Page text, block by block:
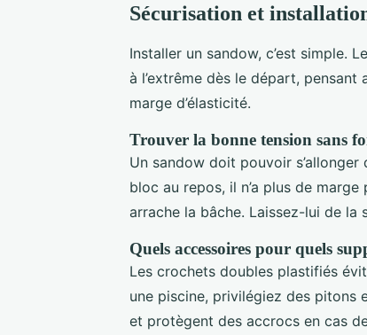
Sécurisation et
Installer un sandow, c’est simple.
à l’extrême dès le départ,
marge d’élasticité.
Trouver la bonne tension sans
Un sandow doit pouvoir
bloc au repos, il n’a plus de
arrache la bâche. Laissez-lui de la
Quels accessoires pour quels
Les crochets doubles plastifiés
une piscine, privilégiez des pitons
et protègent des accrocs en cas